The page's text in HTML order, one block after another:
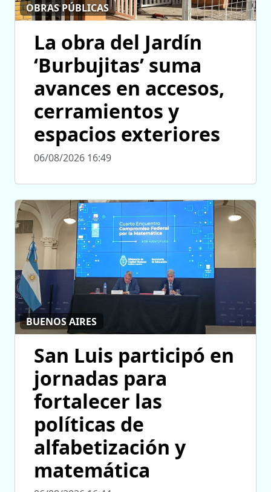
OBRAS PÚBLICAS
La obra del Jardín
‘Burbujitas’ suma
avances en accesos,
cerramientos y
espacios exteriores
06/08/2026 16:49
BUENOS AIRES
San Luis participó en
jornadas para
fortalecer las
políticas de
alfabetización y
matemática